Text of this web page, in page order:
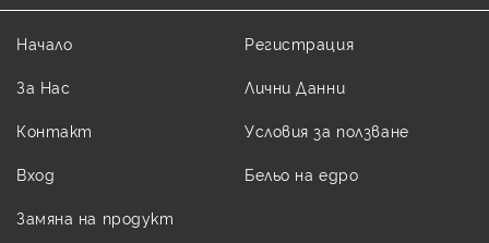
Начало
За Нас
Контакт
Вход
Регистрация
Лични Данни
Условия за ползване
Бельо на едро
Замяна на продукт